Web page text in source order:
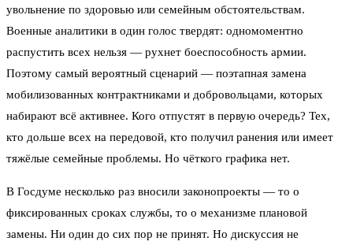
увольнение по здоровью или семейным обстоятельствам.
Военные аналитики в один голос твердят: одномоментно
распустить всех нельзя — рухнет боеспособность армии.
Поэтому самый вероятный сценарий — поэтапная замена
мобилизованных контрактниками и добровольцами, которых
набирают всё активнее. Кого отпустят в первую очередь? Тех,
кто дольше всех на передовой, кто получил ранения или имеет
тяжёлые семейные проблемы. Но чёткого графика нет.
В Госдуме несколько раз вносили законопроекты — то о
фиксированных сроках службы, то о механизме плановой
замены. Ни один до сих пор не принят. Но дискуссия не